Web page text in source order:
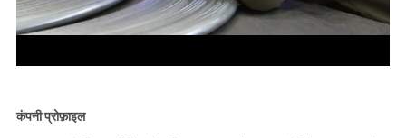
कंपनी प्रोफ़ाइल